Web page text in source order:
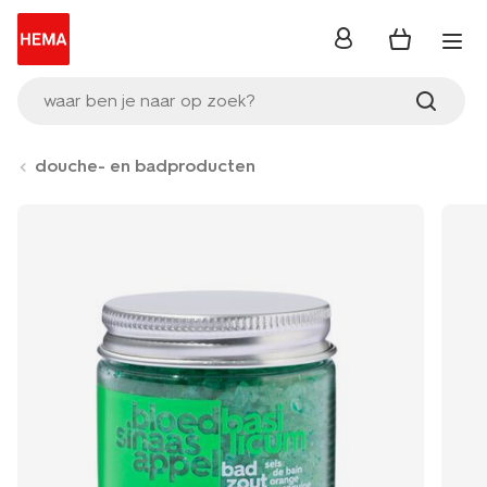
waar ben je naar op zoek?
inloggen
douche- en badproducten